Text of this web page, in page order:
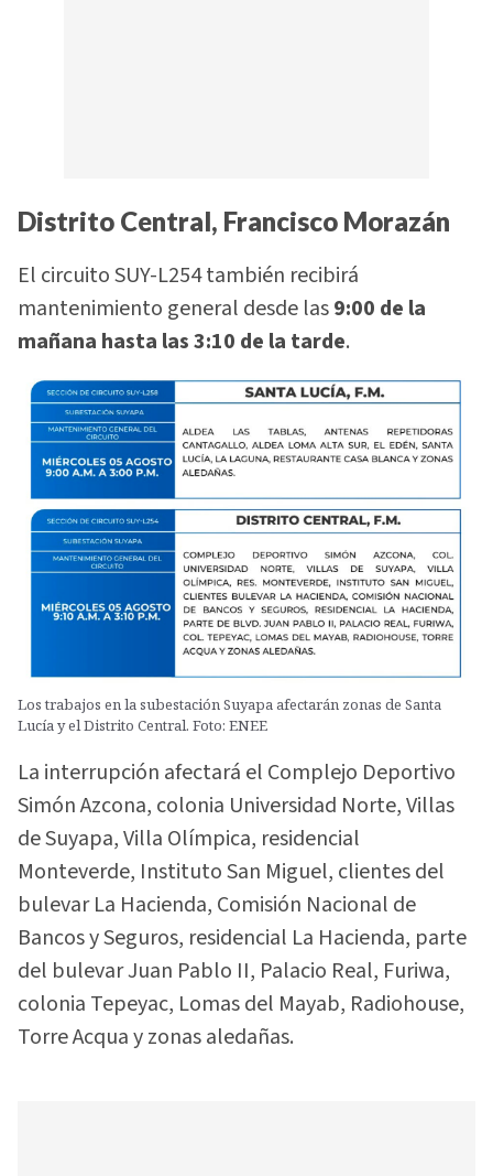
Distrito Central, Francisco Morazán
El circuito SUY-L254 también recibirá
mantenimiento general desde las9:00 de la
mañana hasta las 3:10 de la tarde.
Los trabajos en la subestación Suyapa afectarán zonas de Santa
Lucía y el Distrito Central. Foto: ENEE
La interrupción afectará el Complejo Deportivo
Simón Azcona, colonia Universidad Norte, Villas
de Suyapa, Villa Olímpica, residencial
Monteverde, Instituto San Miguel, clientes del
bulevar La Hacienda, Comisión Nacional de
Bancos y Seguros, residencial La Hacienda, parte
del bulevar Juan Pablo II, Palacio Real, Furiwa,
colonia Tepeyac, Lomas del Mayab, Radiohouse,
Torre Acqua y zonas aledañas.